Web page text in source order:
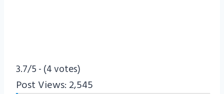
3.7/5 - (4 votes)
Post Views: 2,545